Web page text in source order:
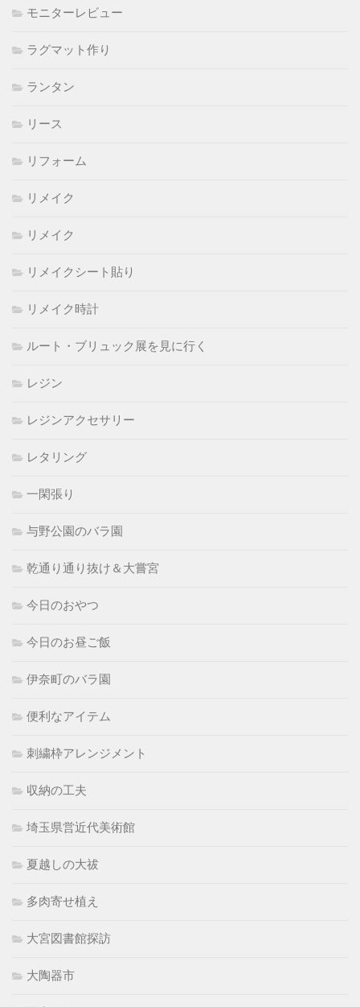
モニターレビュー
ラグマット作り
ランタン
リース
リフォーム
リメイク
リメイク
リメイクシート貼り
リメイク時計
ルート・ブリュック展を見に行く
レジン
レジンアクセサリー
レタリング
一閑張り
与野公園のバラ園
乾通り通り抜け＆大嘗宮
今日のおやつ
今日のお昼ご飯
伊奈町のバラ園
便利なアイテム
刺繍枠アレンジメント
収納の工夫
埼玉県営近代美術館
夏越しの大祓
多肉寄せ植え
大宮図書館探訪
大陶器市